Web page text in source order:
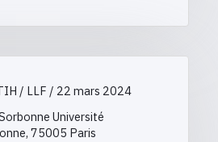
/ LLF / 22 mars 2024
Université
75005 Paris